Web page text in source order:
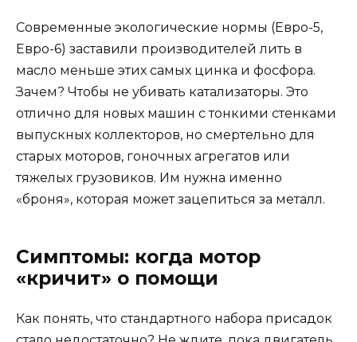
Современные экологические нормы (Евро-5,
Евро-6) заставили производителей лить в
масло меньше этих самых цинка и фосфора.
Зачем? Чтобы не убивать катализаторы. Это
отлично для новых машин с тонкими стенками
выпускных коллекторов, но смертельно для
старых моторов, гоночных агрегатов или
тяжелых грузовиков. Им нужна именно
«броня», которая может зацепиться за металл.
Симптомы: когда мотор
«кричит» о помощи
Как понять, что стандартного набора присадок